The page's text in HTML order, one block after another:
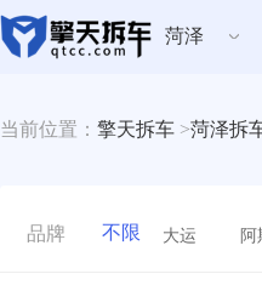
菏泽
当前位置： 擎天拆车 >菏泽拆
品牌 不限 大运 阿